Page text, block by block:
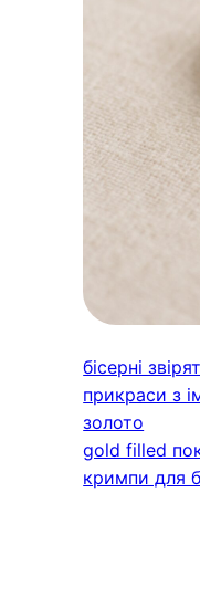
бісерні
прикраси з
золото
gold filled
кримпи для